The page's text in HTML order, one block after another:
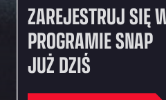
ZAREJESTRUJ SIĘ
PROGRAMIE SNAP
JUŻ DZIŚ